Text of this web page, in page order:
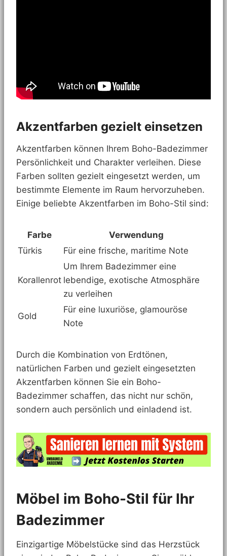
Akzentfarben gezielt einsetzen
Akzentfarben können Ihrem Boho-Badezimmer
Persönlichkeit und Charakter verleihen. Diese
Farben sollten gezielt eingesetzt werden, um
bestimmte Elemente im Raum hervorzuheben.
Einige beliebte Akzentfarben im Boho-Stil sind:
Farbe
Verwendung
Türkis
Für eine frische, maritime Note
Korallenrot
Um Ihrem Badezimmer eine
lebendige, exotische Atmosphäre
zu verleihen
Gold
Für eine luxuriöse, glamouröse
Note
Durch die Kombination von Erdtönen,
natürlichen Farben und gezielt eingesetzten
Akzentfarben können Sie ein Boho-
Badezimmer schaffen, das nicht nur schön,
sondern auch persönlich und einladend ist.
Möbel im Boho-Stil für Ihr
Badezimmer
Einzigartige Möbelstücke sind das Herzstück